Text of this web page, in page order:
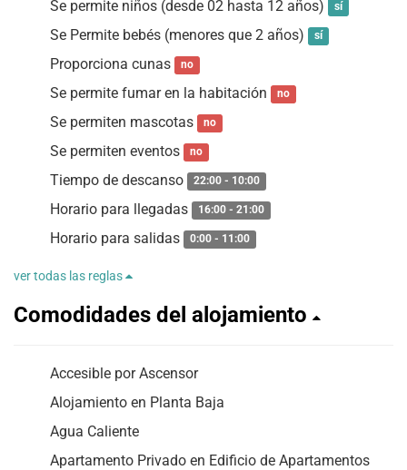
Se permite niños (desde 02 hasta 12 años) sí
Se Permite bebés (menores que 2 años) sí
Proporciona cunas no
Se permite fumar en la habitación no
Se permiten mascotas no
Se permiten eventos no
Tiempo de descanso 22:00 - 10:00
Horario para llegadas 16:00 - 21:00
Horario para salidas 0:00 - 11:00
ver todas las reglas
Comodidades del alojamiento
Accesible por Ascensor
Alojamiento en Planta Baja
Agua Caliente
Apartamento Privado en Edificio de Apartamentos